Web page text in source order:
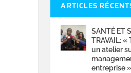
ARTICLES
SANTÉ ET
TRAVAIL:
un atelier
entreprise »